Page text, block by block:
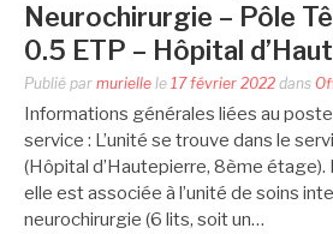
Neurochirurgie – Pôle
0.5 ETP – Hôpital
Publié par murielle le 17 février 2022 dans
Informations générales liées au
service : L’unité se trouve dans le
(Hôpital d’Hautepierre, 8ème
elle est associée à l’unité de soins
neurochirurgie (6 lits, soit un…